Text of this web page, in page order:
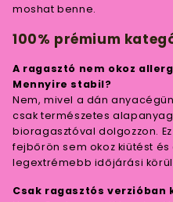
moshat benne.
100% prémium
A ragasztó nem okoz
Mennyire stabil?
Nem, mivel a dán
csak természetes
bioragasztóval dolgozzon.
fejbőrön sem okoz kiütést
legextrémebb időjárási
Csak ragasztós verzióban